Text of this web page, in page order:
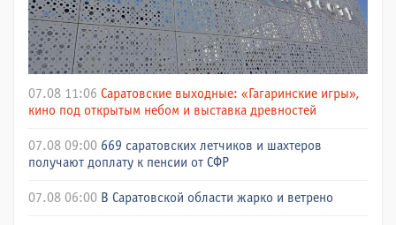
07.08 11:06 Саратовские выходные: «Гагаринские игры»,
кино под открытым небом и выставка древностей
07.08 09:00 669 саратовских летчиков и шахтеров
получают доплату к пенсии от СФР
07.08 06:00 В Саратовской области жарко и ветрено